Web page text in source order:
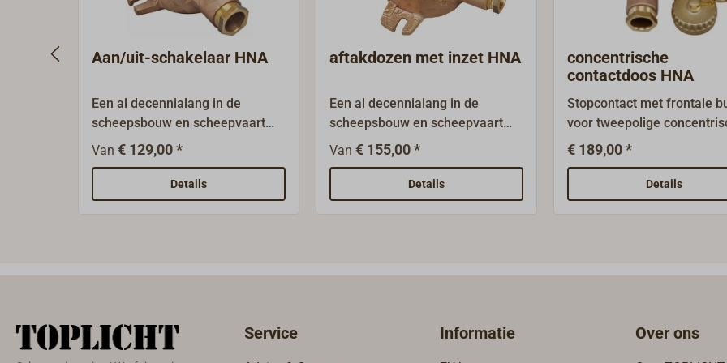
Aan/uit-schakelaar HNA
Een al decennialang in de
scheepsbouw en scheepvaart
beproefd systeem voor
elektrische installatie.HNA staat
voor "Handelsschiff-Normen-
Ausschuss" - een traditionele
ongeschermde kabels.(Op
Van € 129,00 *
Details
aftakdozen met inzet HNA
Een al decennialang in de
scheepsbouw en scheepvaart
beproefd systeem voor de
elektrische installatie.HNA staat
voor "Handelsschiff-Normen-
Ausschuss" - een traditionele
ongeschermde kabels. (Op
Van € 155,00 *
Details
concentrische
contactdoos HNA
Stopcontact met frontale
voor tweepolige
stekker.Een al decennialang
de scheepsbouw en de
scheepvaart beproefd
voor elektrische installatie.
vervaardigd uit zwaar
€ 189,00 *
Details
Service Informatie Over ons